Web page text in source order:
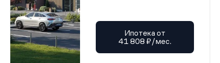
Ипотека от
41 808 ₽/мес.